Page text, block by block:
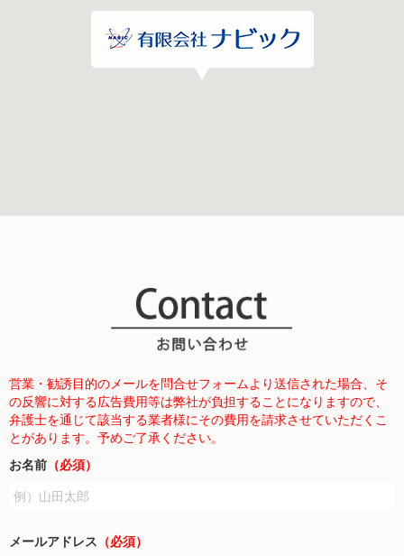
営業・勧誘目的のメールを問合せフォームより送信された場合、そ
の反響に対する広告費用等は弊社が負担することになりますので、
弁護士を通じて該当する業者様にその費用を請求させていただくこ
とがあります。予めご了承ください。
お名前 （必須）
メールアドレス （必須）